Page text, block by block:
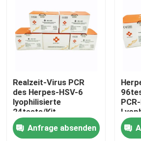
Haus
Realzeit-Virus PCR
des Herpes-HSV-6
lyophilisierte
24tests/Kit
Anfrage absenden